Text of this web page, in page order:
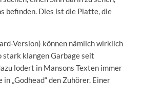
befinden. Dies ist die Platte, die
Version) können nämlich wirklich
stark klangen Garbage seit
lodert in Mansons Texten immer
in „Godhead“ den Zuhörer. Einer